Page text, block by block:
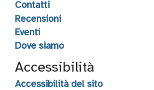
Contatti
Recensioni
Eventi
Dove siamo
Accessibilità
Accessibilità del sito